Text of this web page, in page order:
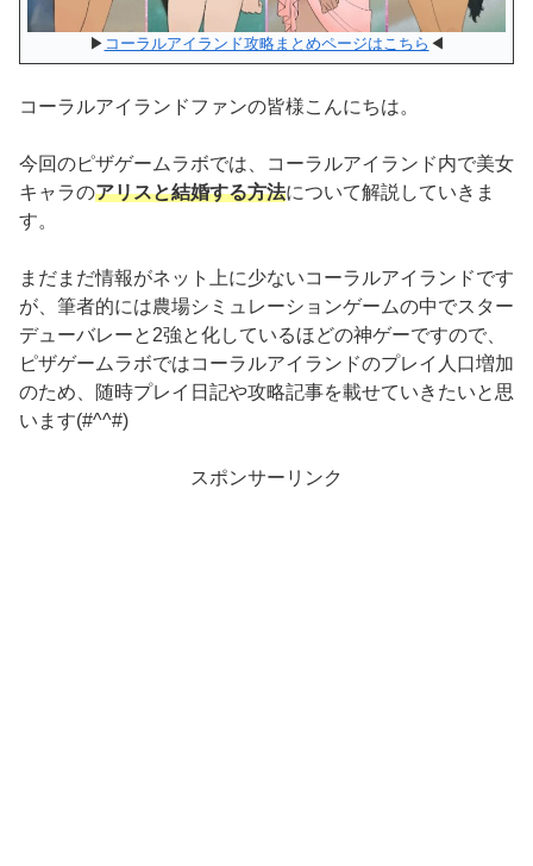
▶ コーラルアイランド攻略まとめページはこちら ◀
コーラルアイランドファンの皆様こんにちは。
今回のピザゲームラボでは、コーラルアイランド内で美女
キャラのアリスと結婚する方法について解説していきま
す。
まだまだ情報がネット上に少ないコーラルアイランドです
が、筆者的には農場シミュレーションゲームの中でスター
デューバレーと2強と化しているほどの神ゲーですので、
ピザゲームラボではコーラルアイランドのプレイ人口増加
のため、随時プレイ日記や攻略記事を載せていきたいと思
います(#^^#)
スポンサーリンク